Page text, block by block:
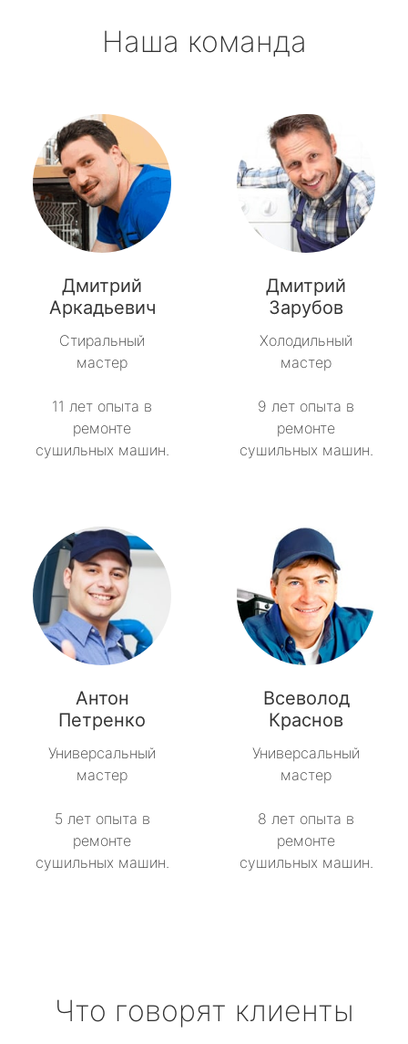
Наша команда
Дмитрий
Аркадьевич
Стиральный
мастер
11 лет опыта в
ремонте
сушильных машин.
Дмитрий
Зарубов
Холодильный
мастер
9 лет опыта в
ремонте
сушильных машин.
Антон
Петренко
Универсальный
мастер
5 лет опыта в
ремонте
сушильных машин.
Всеволод
Краснов
Универсальный
мастер
8 лет опыта в
ремонте
сушильных машин.
Что говорят клиенты